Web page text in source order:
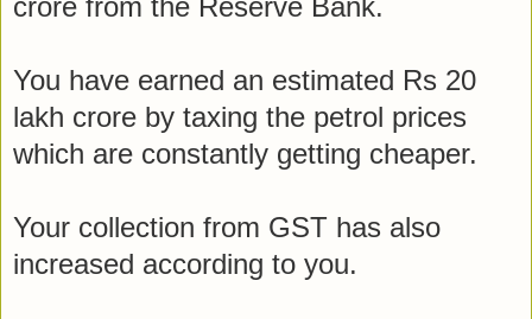
You have earned an estimated Rs 20
lakh crore by taxing the petrol prices
which are constantly getting cheaper.
Your collection from GST has also
increased according to you.